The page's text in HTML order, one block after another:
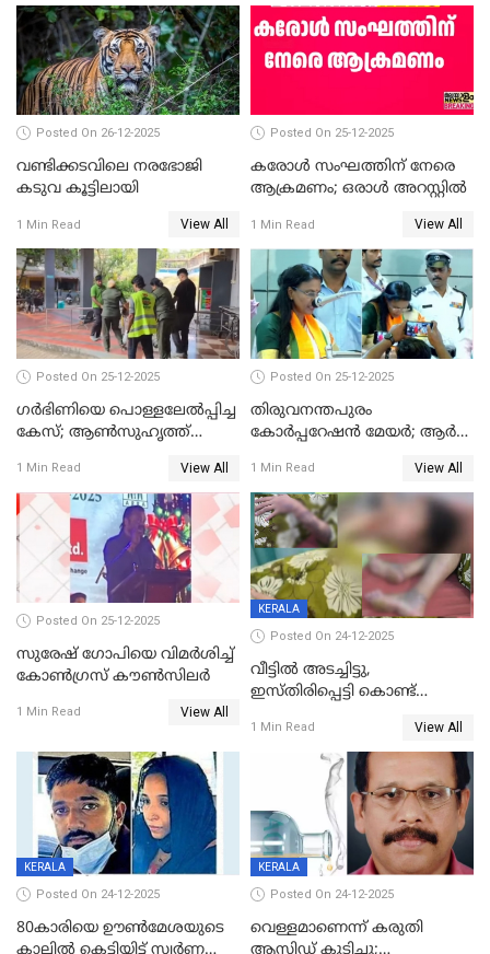
സത്യപ്രതിജ്ഞ ചടങ്ങില്‍
ചട്ടലംഘനമെന്ന് പാർട്ടി
Posted On 26-12-2025
വണ്ടിക്കടവിലെ നരഭോജി
കടുവ കൂട്ടിലായി
1 Min Read View All
Posted On 25-12-2025
കരോള്‍ സംഘത്തിന് നേരെ
ആക്രമണം; ഒരാള്‍ അറസ്റ്റില്‍
1 Min Read View All
Posted On 25-12-2025
ഗര്‍ഭിണിയെ പൊള്ളലേല്‍പ്പിച്ച
കേസ്; ആണ്‍സുഹൃത്ത്
1 Min Read View All
Posted On 25-12-2025
തിരുവനന്തപുരം
കോര്‍പ്പറേഷന്‍ മേയർ; ആര്‍
1 Min Read View All
Posted On 25-12-2025
സുരേഷ് ഗോപിയെ വിമര്‍ശിച്ച്
കോണ്‍ഗ്രസ് കൗണ്‍സിലര്‍
1 Min Read View All
KERALA
Posted On 24-12-2025
വീട്ടിൽ അടച്ചിട്ടു,
ഇസ്തിരിപ്പെട്ടി കൊണ്ട്
ഗർഭിണിയായ യുവതിക്ക് ക്രൂര
1 Min Read View All
KERALA
Posted On 24-12-2025
80കാരിയെ ഊൺമേശയുടെ
KERALA
Posted On 24-12-2025
വെള്ളമാണെന്ന് കരുതി